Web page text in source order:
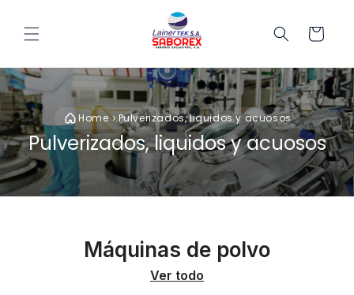
al contenido
Carrito
Home Pulverizados, liquidos y acuosos
Pulverizados, liquidos y acuosos
Máquinas de polvo
Ver todo